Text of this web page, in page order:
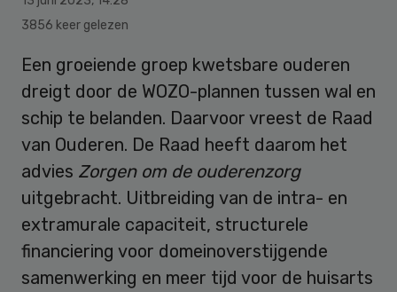
3856 keer gelezen
Een groeiende groep kwetsbare ouderen
dreigt door de WOZO-plannen tussen wal en
schip te belanden. Daarvoor vreest de Raad
van Ouderen. De Raad heeft daarom het
advies Zorgen om de ouderenzorg
uitgebracht. Uitbreiding van de intra- en
extramurale capaciteit, structurele
financiering voor domeinoverstijgende
samenwerking en meer tijd voor de huisarts